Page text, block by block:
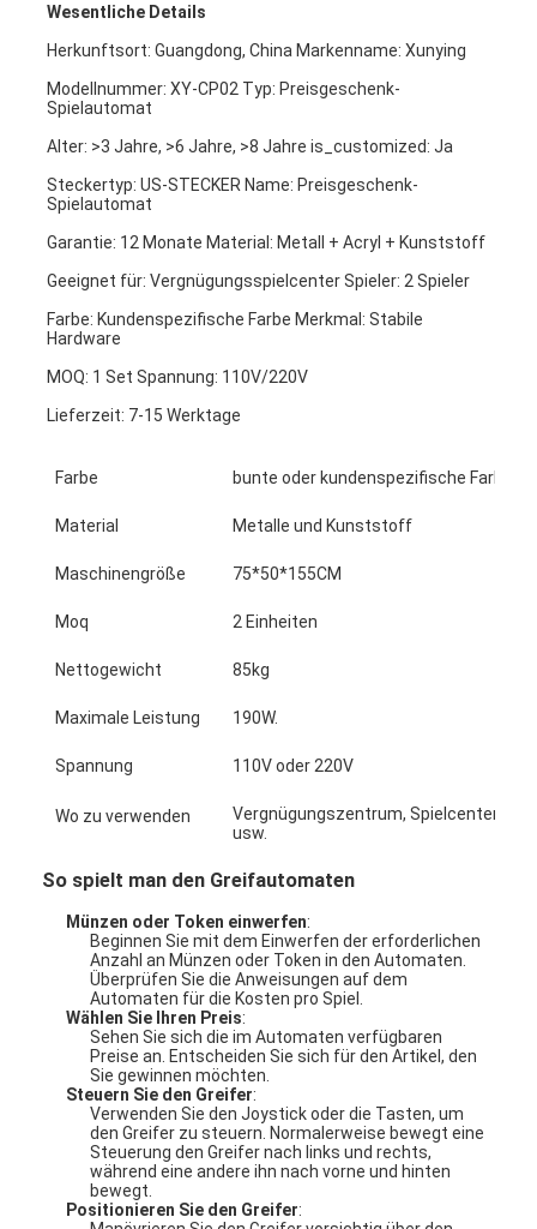
Zu Hause
Produkte
Über uns
Wesentliche Details
Herkunftsort: Guangdong, China Markenname: Xunying
Modellnummer: XY-CP02 Typ: Preisgeschenk-
Spielautomat
Alter: >3 Jahre, >6 Jahre, >8 Jahre is_customized: Ja
Steckertyp: US-STECKER Name: Preisgeschenk-
Spielautomat
Garantie: 12 Monate Material: Metall + Acryl + Kunststoff
Geeignet für: Vergnügungsspielcenter Spieler: 2 Spieler
Farbe: Kundenspezifische Farbe Merkmal: Stabile
Hardware
MOQ: 1 Set Spannung: 110V/220V
Lieferzeit: 7-15 Werktage
Farbe bunte oder kundenspezifische Farbe
Material Metalle und Kunststoff
Maschinengröße 75*50*155CM
Moq 2 Einheiten
Nettogewicht 85kg
Maximale Leistung 190W.
Spannung 110V oder 220V
Wo zu verwenden
Vergnügungszentrum, Spielcenter,
usw.
So spielt man den Greifautomaten
Münzen oder Token einwerfen:
Beginnen Sie mit dem Einwerfen der erforderlichen
Anzahl an Münzen oder Token in den Automaten.
Überprüfen Sie die Anweisungen auf dem
Automaten für die Kosten pro Spiel.
Wählen Sie Ihren Preis:
Sehen Sie sich die im Automaten verfügbaren
Preise an. Entscheiden Sie sich für den Artikel, den
Sie gewinnen möchten.
Steuern Sie den Greifer:
Verwenden Sie den Joystick oder die Tasten, um
den Greifer zu steuern. Normalerweise bewegt eine
Steuerung den Greifer nach links und rechts,
während eine andere ihn nach vorne und hinten
bewegt.
Positionieren Sie den Greifer: